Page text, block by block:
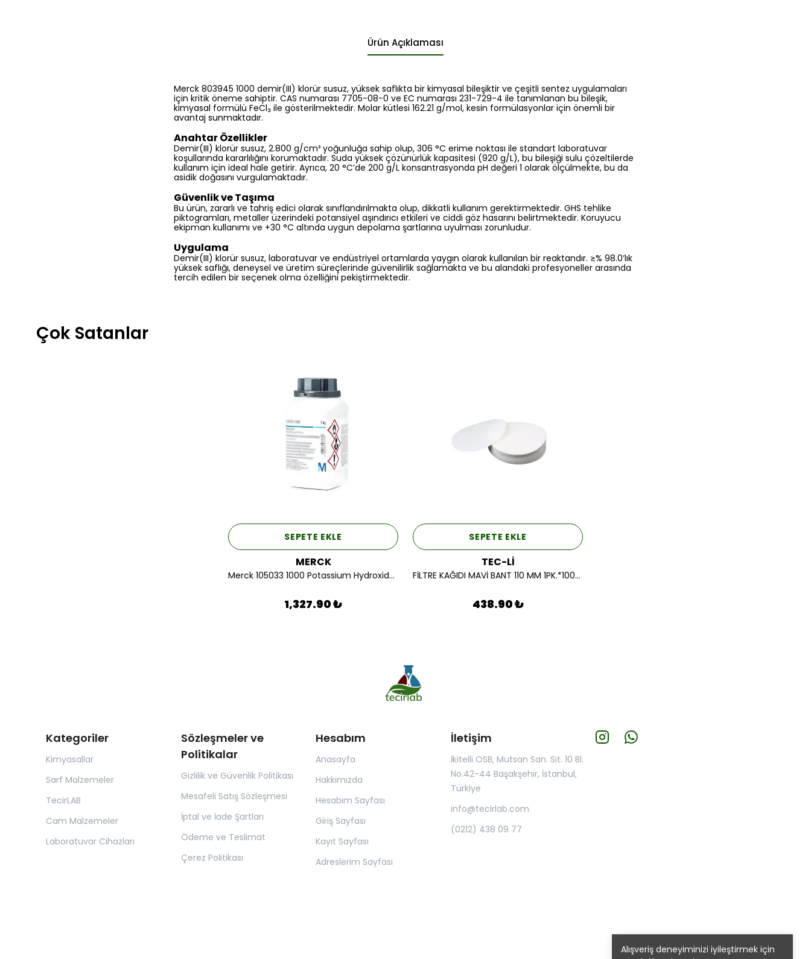
Alışveriş deneyiminizi iyileştirmek için
Ürün Açıklaması
Merck 803945 1000 demir(III) klorür susuz, yüksek saflıkta bir kimyasal bileşiktir ve çeşitli sentez uygulamaları
için kritik öneme sahiptir. CAS numarası 7705-08-0 ve EC numarası 231-729-4 ile tanımlanan bu bileşik,
kimyasal formülü FeCl₃ ile gösterilmektedir. Molar kütlesi 162.21 g/mol, kesin formülasyonlar için önemli bir
avantaj sunmaktadır.
Anahtar Özellikler
Demir(III) klorür susuz, 2.800 g/cm³ yoğunluğa sahip olup, 306 °C erime noktası ile standart laboratuvar
koşullarında kararlılığını korumaktadır. Suda yüksek çözünürlük kapasitesi (920 g/L), bu bileşiği sulu çözeltilerde
kullanım için ideal hale getirir. Ayrıca, 20 °C’de 200 g/L konsantrasyonda pH değeri 1 olarak ölçülmekte, bu da
asidik doğasını vurgulamaktadır.
Güvenlik ve Taşıma
Bu ürün, zararlı ve tahriş edici olarak sınıflandırılmakta olup, dikkatli kullanım gerektirmektedir. GHS tehlike
piktogramları, metaller üzerindeki potansiyel aşındırıcı etkileri ve ciddi göz hasarını belirtmektedir. Koruyucu
ekipman kullanımı ve +30 °C altında uygun depolama şartlarına uyulması zorunludur.
Uygulama
Demir(III) klorür susuz, laboratuvar ve endüstriyel ortamlarda yaygın olarak kullanılan bir reaktandır. ≥% 98.0’lık
yüksek saflığı, deneysel ve üretim süreçlerinde güvenilirlik sağlamakta ve bu alandaki profesyoneller arasında
tercih edilen bir seçenek olma özelliğini pekiştirmektedir.
Çok Satanlar
SEPETE EKLE
MERCK
Merck 105033 1000 Potassium Hydroxide Pellets Gr For Analysis 1 KG.
1,327.90 ₺
SEPETE EKLE
TEC-Lİ
FİLTRE KAĞIDI MAVİ BANT 110 MM 1PK.*100AD.
438.90 ₺
Kategoriler
Kimyasallar
Sarf Malzemeler
TecirLAB
Cam Malzemeler
Laboratuvar Cihazları
Sözleşmeler ve
Politikalar
Gizlilik ve Güvenlik Politikası
Mesafeli Satış Sözleşmesi
İptal ve İade Şartları
Ödeme ve Teslimat
Çerez Politikası
Hesabım
Anasayfa
Hakkımızda
Hesabım Sayfası
Giriş Sayfası
Kayıt Sayfası
Adreslerim Sayfası
İletişim
İkitelli OSB, Mutsan San. Sit. 10 Bl.
No.42-44 Başakşehir, İstanbul,
Türkiye
info@tecirlab.com
(0212) 438 09 77